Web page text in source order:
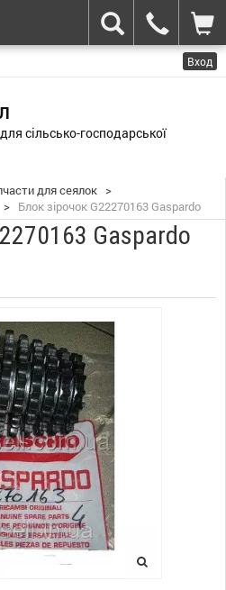
Вход
сільсько-господарської
для сеялок >
> Блок зірочок G22270163 Gaspardo
Gaspardo